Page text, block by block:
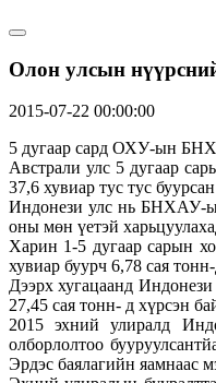
Олон улсын
2015-07-22 00:00:00
5 дугаар сард ОХУ-ын
Австрали улс 5 дугаар
37,6 хувиар тус тус
Индонези улс нь БНХАУ-ын
оны мөн үетэй
Харин 1-5 дугаар сарын
хувиар буурч 6,78 сая
Дээрх хугацаанд
27,45 сая тонн- д хүрсэн
2015 эхний улиралд
олборлолтоо
Эрдэс баялагийн яамнаас